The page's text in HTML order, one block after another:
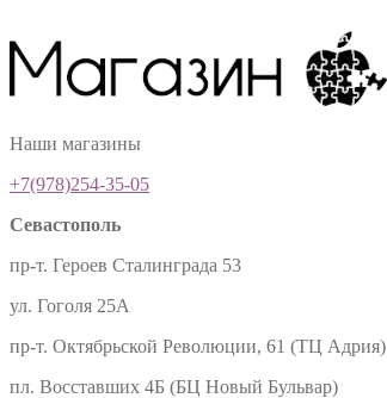
Наши магазины
+7(978)254-35-05
Севастополь
пр-т. Героев Сталинграда 53
ул. Гоголя 25А
пр-т. Октябрьской Революции, 61 (ТЦ Адрия)
пл. Восставших 4Б (БЦ Новый Бульвар)